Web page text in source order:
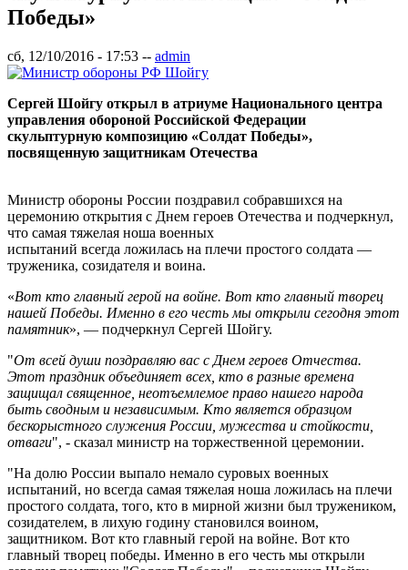
Победы»
сб, 12/10/2016 - 17:53 -- admin
Сергей Шойгу открыл в атриуме Национального центра
управления обороной Российской Федерации
скульптурную композицию «Солдат Победы»,
посвященную защитникам Отечества
Министр обороны России поздравил собравшихся на
церемонию открытия с Днем героев Отечества и подчеркнул,
что самая тяжелая ноша военных
испытаний всегда ложилась на плечи простого солдата —
труженика, созидателя и воина.
«Вот кто главный герой на войне. Вот кто главный творец
нашей Победы. Именно в его честь мы открыли сегодня этот
памятник», — подчеркнул Сергей Шойгу.
"От всей души поздравляю вас с Днем героев Отчества.
Этот праздник объединяет всех, кто в разные времена
защищал священное, неотъемлемое право нашего народа
быть сводным и независимым. Кто является образцом
бескорыстного служения России, мужества и стойкости,
отваги", - сказал министр на торжественной церемонии.
"На долю России выпало немало суровых военных
испытаний, но всегда самая тяжелая ноша ложилась на плечи
простого солдата, того, кто в мирной жизни был тружеником,
созидателем, в лихую годину становился воином,
защитником. Вот кто главный герой на войне. Вот кто
главный творец победы. Именно в его честь мы открыли